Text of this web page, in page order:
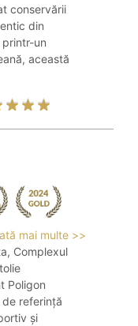
conservării
din
printr-un
această
mai multe >>
Complexul
Poligon
referință
și